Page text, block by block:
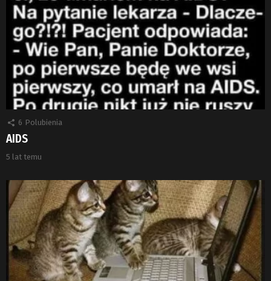
6 Polubienia
AIDS
5 lat temu